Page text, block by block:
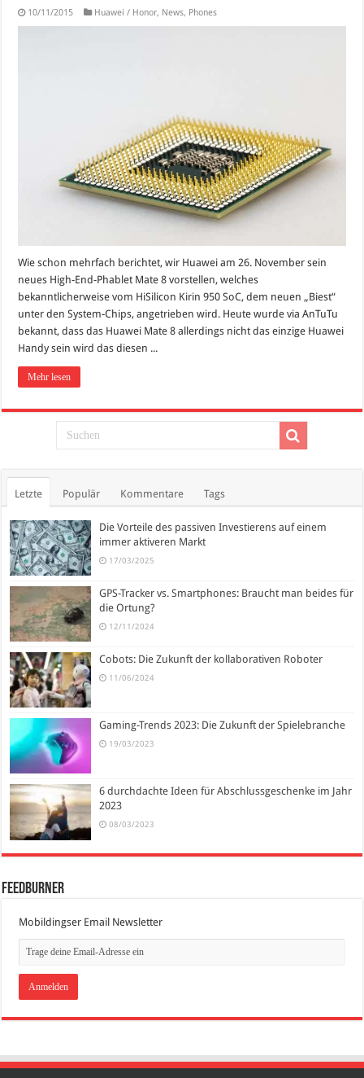
10/11/2015 Huawei / Honor, News, Phones
Wie schon mehrfach berichtet, wir Huawei am 26. November sein
neues High-End-Phablet Mate 8 vorstellen, welches
bekanntlicherweise vom HiSilicon Kirin 950 SoC, dem neuen „Biest“
unter den System-Chips, angetrieben wird. Heute wurde via AnTuTu
bekannt, dass das Huawei Mate 8 allerdings nicht das einzige Huawei
Handy sein wird das diesen ...
Mehr lesen
Letzte Populär Kommentare Tags
Die Vorteile des passiven Investierens auf einem
immer aktiveren Markt
17/03/2025
GPS-Tracker vs. Smartphones: Braucht man beides für
die Ortung?
12/11/2024
Cobots: Die Zukunft der kollaborativen Roboter
11/06/2024
Gaming-Trends 2023: Die Zukunft der Spielebranche
19/03/2023
6 durchdachte Ideen für Abschlussgeschenke im Jahr
2023
08/03/2023
FeedBurner
Mobildingser Email Newsletter